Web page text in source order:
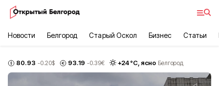
Новости Белгород Старый Оскол Бизнес Статьи
80.93 -0.20$ 93.19 -0.39€ +24°С, ясно Белгород